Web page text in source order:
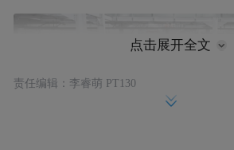
点击展开全文
责任编辑：李睿萌 PT130